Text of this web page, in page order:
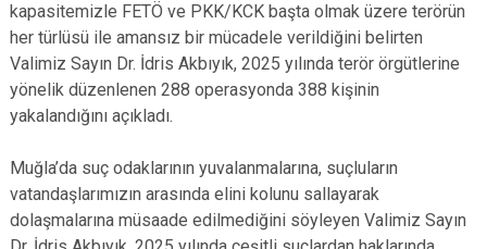
kapasitemizle FETÖ ve PKK/KCK başta olmak üzere terörün
her türlüsü ile amansız bir mücadele verildiğini belirten
Valimiz Sayın Dr. İdris Akbıyık, 2025 yılında terör örgütlerine
yönelik düzenlenen 288 operasyonda 388 kişinin
yakalandığını açıkladı.
Muğla’da suç odaklarının yuvalanmalarına, suçluların
vatandaşlarımızın arasında elini kolunu sallayarak
dolaşmalarına müsaade edilmediğini söyleyen Valimiz Sayın